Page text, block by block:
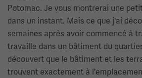
Potomac. Je vous montrerai une
dans un instant. Mais ce que j'ai
semaines après avoir commencé à
travaille dans un bâtiment du
découvert que le bâtiment et les
trouvent exactement à